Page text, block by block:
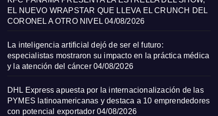
EL NUEVO WRAPSTAR QUE LLEVA EL CRUNCH DEL
CORONEL A OTRO NIVEL 04/08/2026
La inteligencia artificial dejó de ser el futuro:
especialistas mostraron su impacto en la práctica médica
y la atención del cáncer 04/08/2026
DHL Express apuesta por la internacionalización de las
PYMES latinoamericanas y destaca a 10 emprendedores
con potencial exportador 04/08/2026